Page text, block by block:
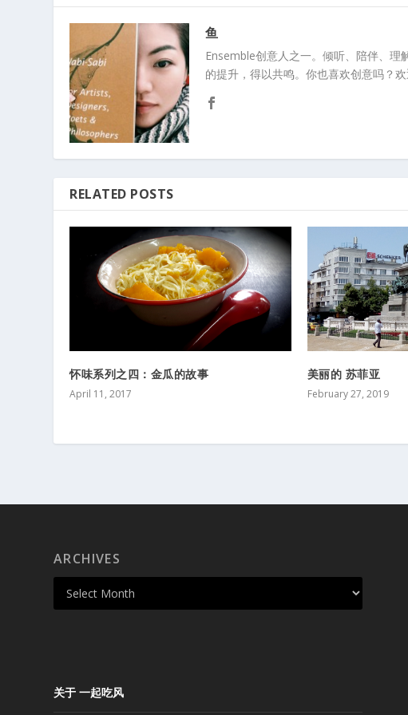
鱼
Ensemble创意人之一。倾听、陪伴、理
的提升，得以共鸣。你也喜欢创意吗？
RELATED POSTS
怀味系列之四：金瓜的故事
April 11, 2017
美丽的 苏菲亚
February 27, 2019
ARCHIVES
关于 一起吃风